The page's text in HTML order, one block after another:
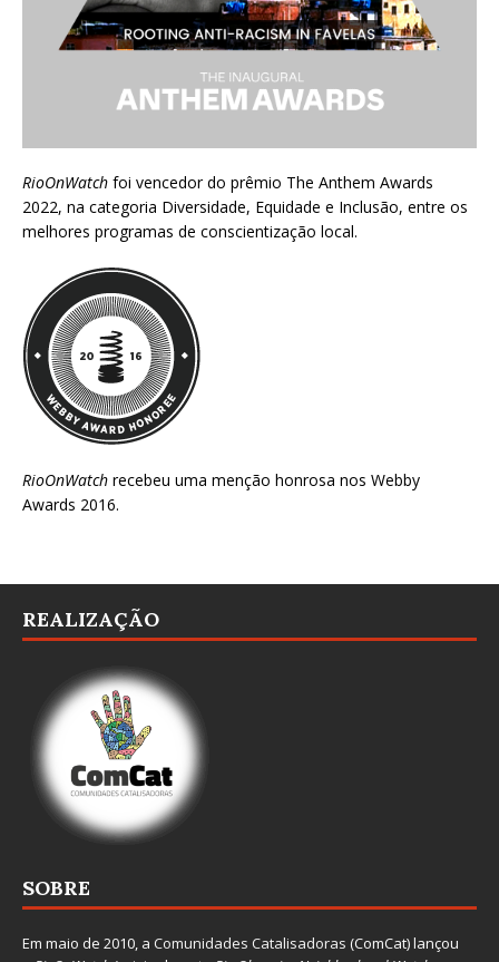
RioOnWatch foi vencedor do prêmio The Anthem Awards
2022, na categoria Diversidade, Equidade e Inclusão, entre os
melhores programas de conscientização local.
RioOnWatch recebeu uma menção honrosa nos Webby
Awards 2016.
REALIZAÇÃO
SOBRE
Em maio de 2010, a Comunidades Catalisadoras (ComCat) lançou